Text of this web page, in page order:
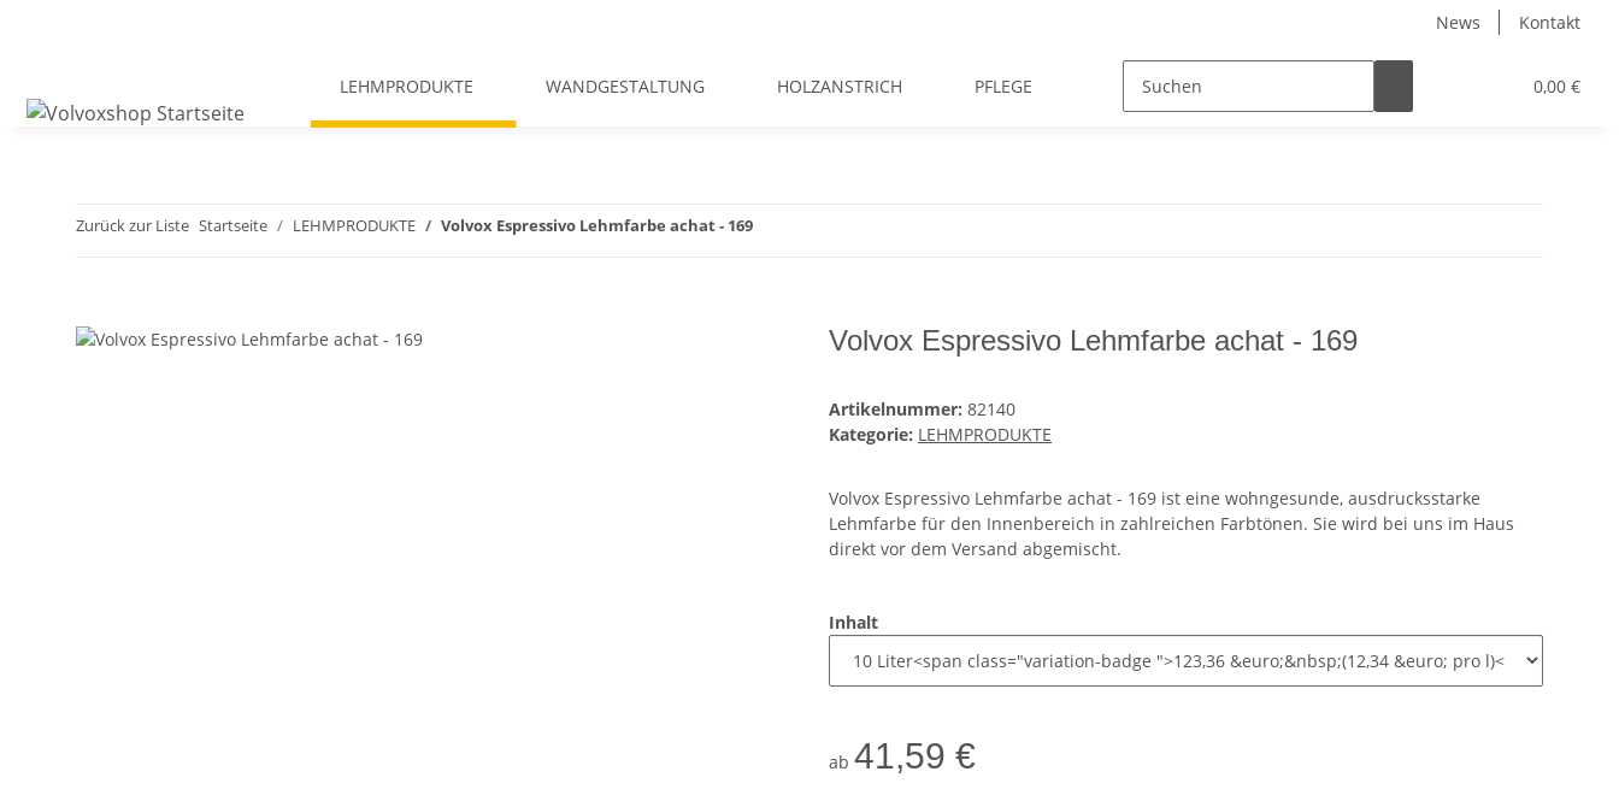
News Kontakt
0,00 €
LEHMPRODUKTE WANDGESTALTUNG HOLZANSTRICH PFLEGE WEITERES
Zurück zur Liste Startseite LEHMPRODUKTE Volvox Espressivo Lehmfarbe achat - 169
Volvox Espressivo Lehmfarbe achat - 169
Artikelnummer: 82140
Kategorie: LEHMPRODUKTE
Volvox Espressivo Lehmfarbe achat - 169 ist eine wohngesunde, ausdrucksstarke
Lehmfarbe für den Innenbereich in zahlreichen Farbtönen. Sie wird bei uns im Haus
direkt vor dem Versand abgemischt.
Inhalt
ab 41,59 €